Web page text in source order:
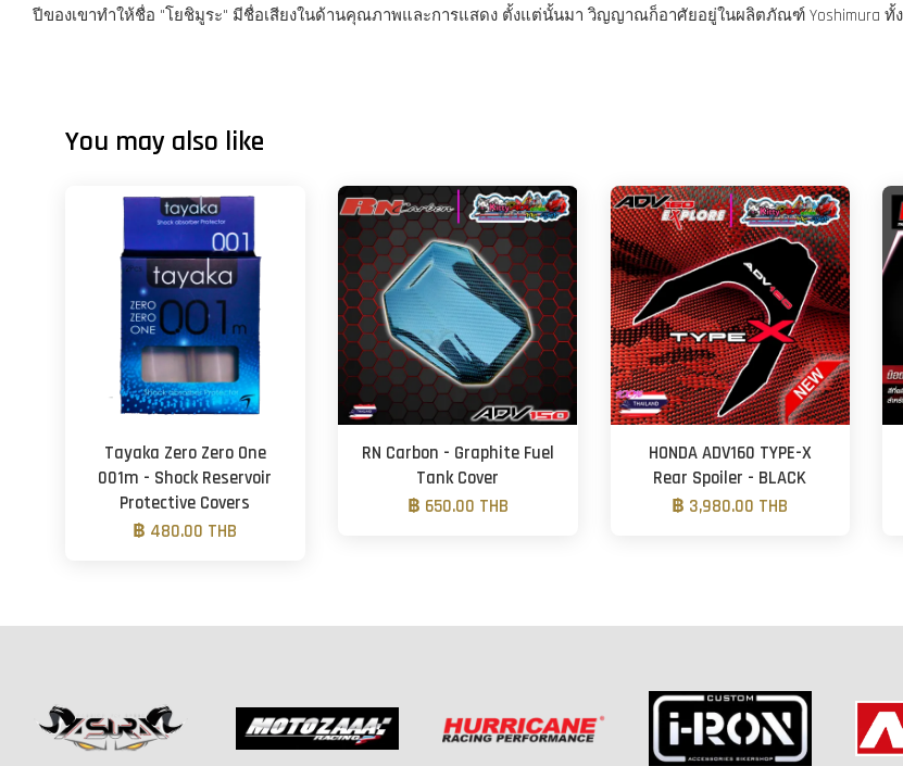
ปีของเขาทำให้ชื่อ "โยชิมูระ" มีชื่อเสียงในด้านคุณภาพและการแสดง ตั้งแต่นั้นมา วิญญาณก็อาศัยอยู่ในผลิตภัณฑ์ Yoshimura
You may also like
Tayaka Zero Zero One
001m - Shock Reservoir
Protective Covers
฿ 480.00 THB
RN Carbon - Graphite Fuel
Tank Cover
฿ 650.00 THB
HONDA ADV160 TYPE-X
Rear Spoiler - BLACK
฿ 3,980.00 THB